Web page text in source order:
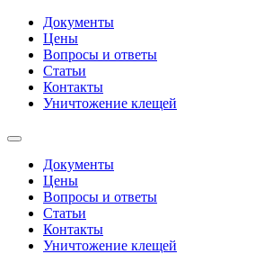
Документы
Цены
Вопросы и ответы
Статьи
Контакты
Уничтожение клещей
Документы
Цены
Вопросы и ответы
Статьи
Контакты
Уничтожение клещей